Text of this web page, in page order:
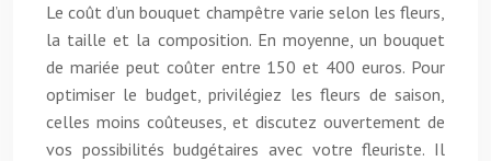
Le coût d’un bouquet champêtre varie selon les fleurs,
la taille et la composition. En moyenne, un bouquet
de mariée peut coûter entre 150 et 400 euros. Pour
optimiser le budget, privilégiez les fleurs de saison,
celles moins coûteuses, et discutez ouvertement de
vos possibilités budgétaires avec votre fleuriste. Il